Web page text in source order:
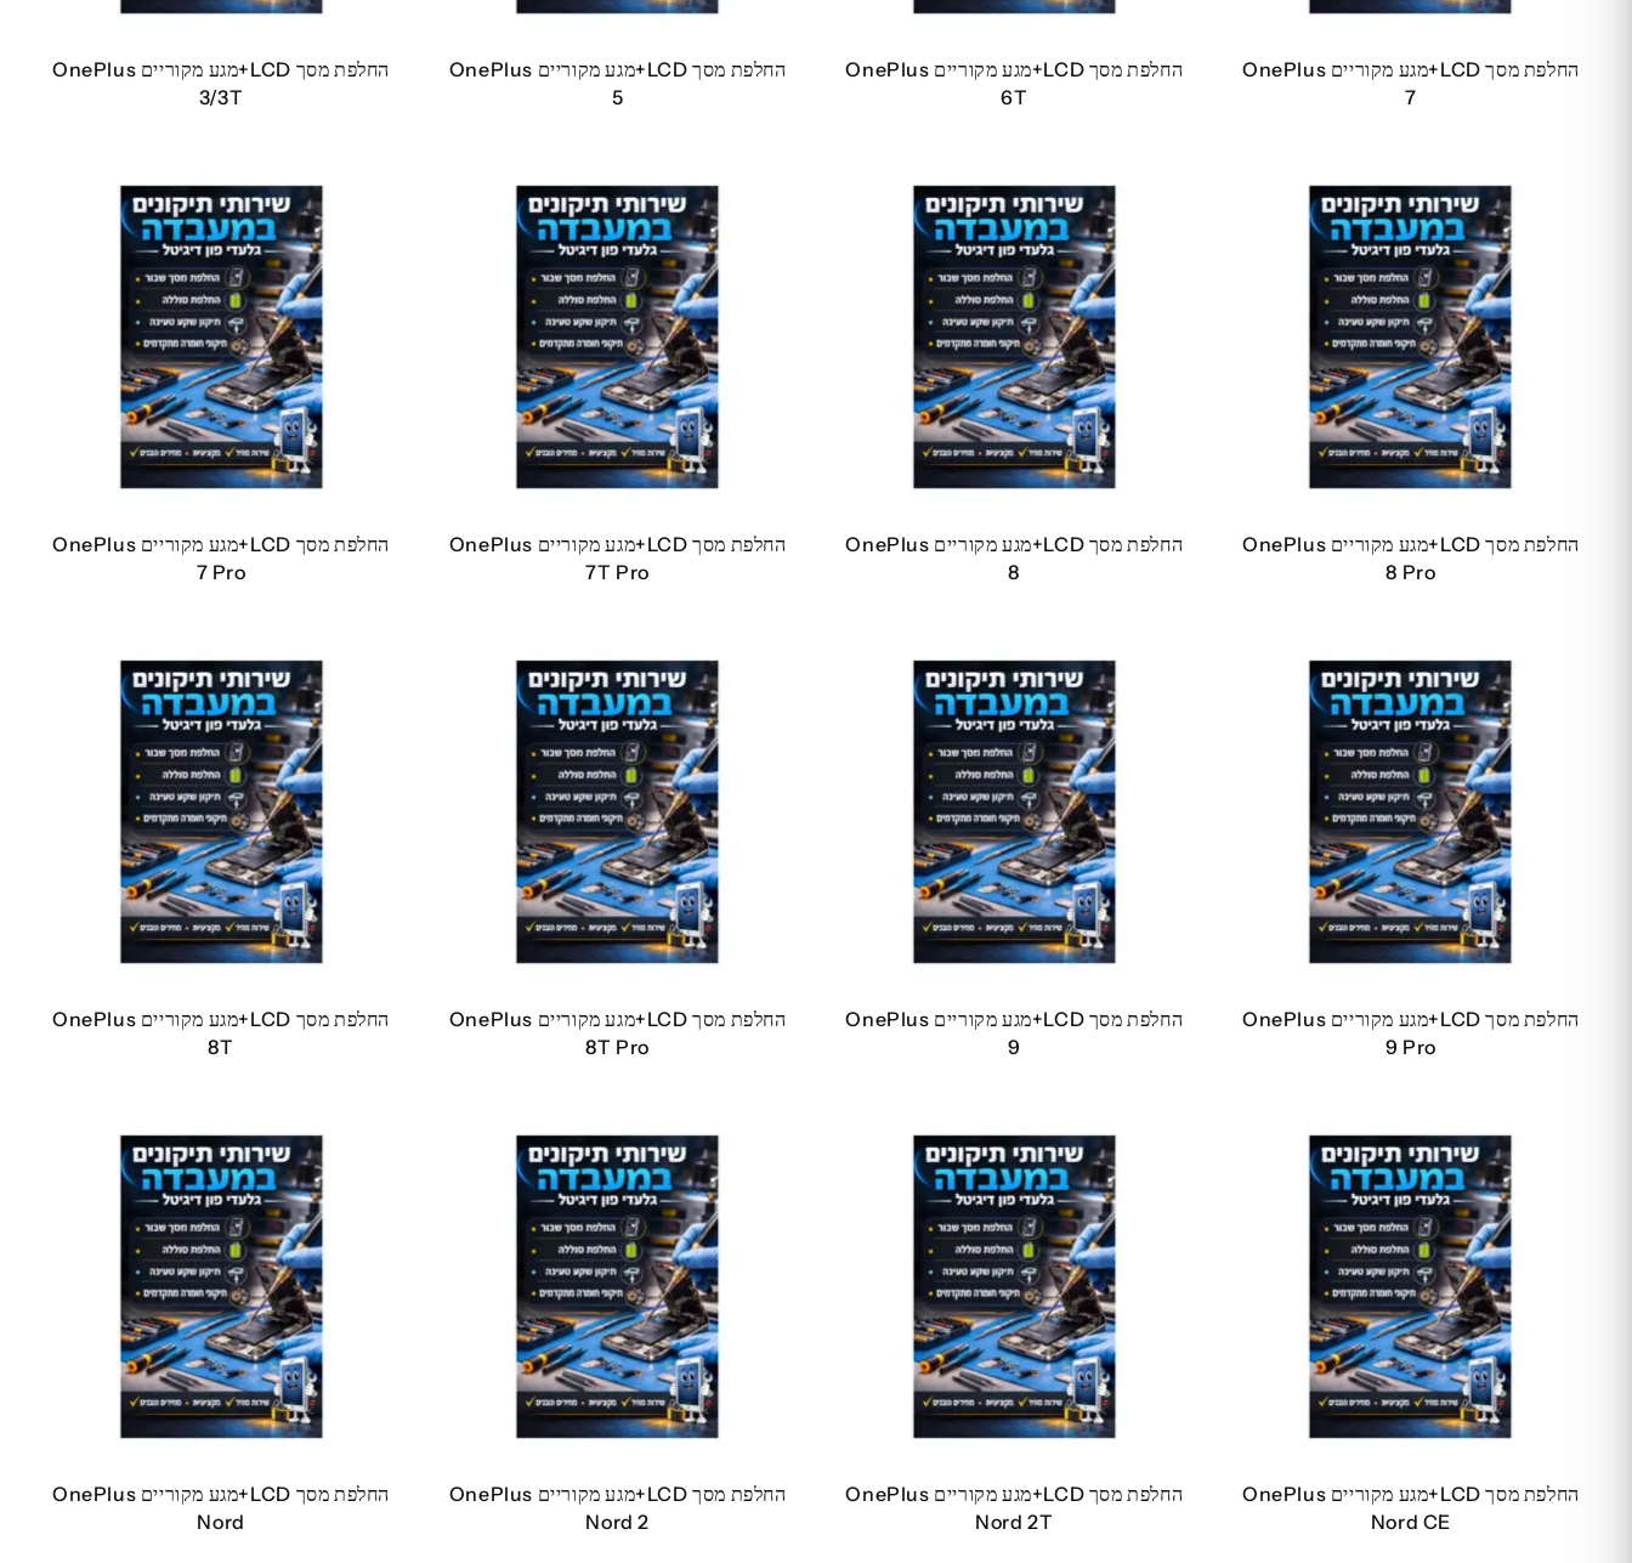
החלפת מסך LCD+מגע מקוריים OnePlus
3/3T
החלפת מסך LCD+מגע מקוריים OnePlus
5
החלפת מסך LCD+מגע מקוריים OnePlus
6T
החלפת מסך LCD+מגע מקוריים OnePlus
7
החלפת מסך LCD+מגע מקוריים OnePlus
7 Pro
החלפת מסך LCD+מגע מקוריים OnePlus
7T Pro
החלפת מסך LCD+מגע מקוריים OnePlus
8
החלפת מסך LCD+מגע מקוריים OnePlus
8 Pro
החלפת מסך LCD+מגע מקוריים OnePlus
8T
החלפת מסך LCD+מגע מקוריים OnePlus
8T Pro
החלפת מסך LCD+מגע מקוריים OnePlus
9
החלפת מסך LCD+מגע מקוריים OnePlus
9 Pro
החלפת מסך LCD+מגע מקוריים OnePlus
Nord
החלפת מסך LCD+מגע מקוריים OnePlus
Nord 2
החלפת מסך LCD+מגע מקוריים OnePlus
Nord 2T
החלפת מסך LCD+מגע מקוריים OnePlus
Nord CE